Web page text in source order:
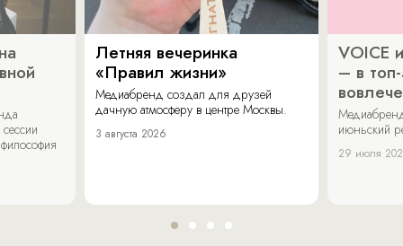
Летняя вечеринка
«Правил жизни»
Медиабренд создал для друзей
дачную атмосферу в центре Москвы.
3 августа 2026
VOICE
– в
июньский
29 июля